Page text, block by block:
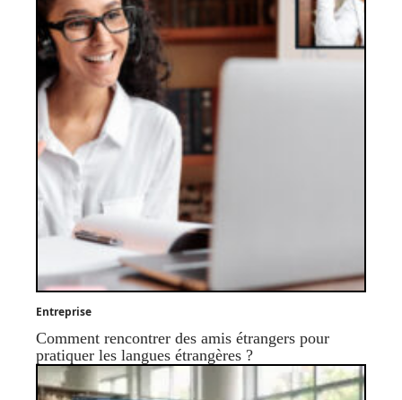
Entreprise
Comment rencontrer des amis étrangers pour
pratiquer les langues étrangères ?